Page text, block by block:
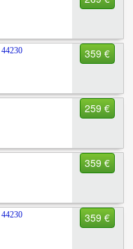
359 €
44230
259 €
359 €
359 €
44230